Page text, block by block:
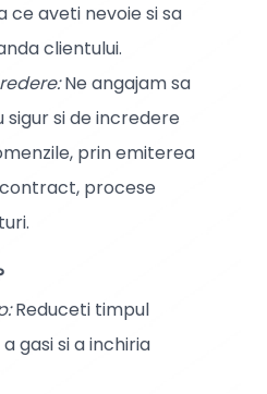
ce aveti nevoie si sa
clientului.
Ne angajam sa
sigur si de incredere
prin emiterea
procese
Reduceti timpul
gasi si a inchiria